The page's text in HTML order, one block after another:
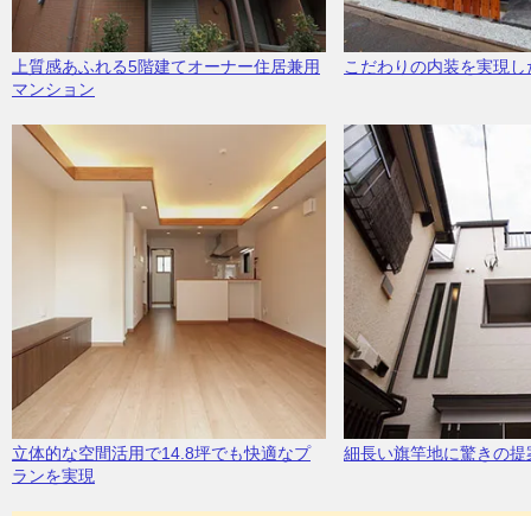
上質感あふれる5階建てオーナー住居兼用
マンション
こだわりの内装を実現
立体的な空間活用で14.8坪でも快適なプ
ランを実現
細長い旗竿地に驚きの提